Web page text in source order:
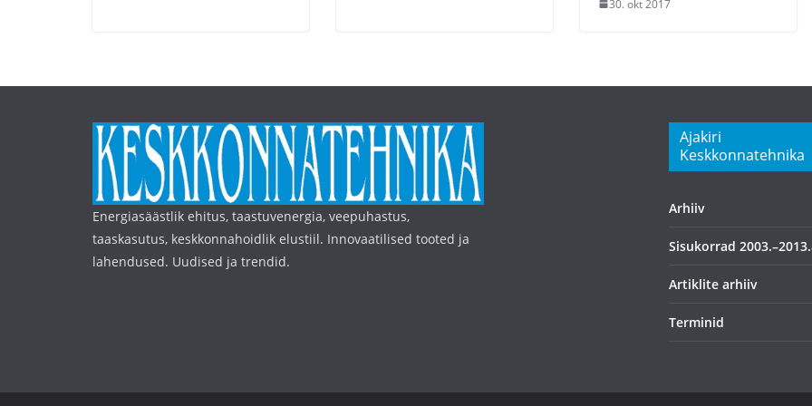
30. okt 2017
Energiasäästlik ehitus, taastuvenergia, veepuhastus,
taaskasutus, keskkonnahoidlik elustiil. Innovaatilised tooted ja
lahendused. Uudised ja trendid.
Ajakiri
Keskkonnatehnika
Arhiiv
Sisukorrad
Artiklite arhiiv
Terminid